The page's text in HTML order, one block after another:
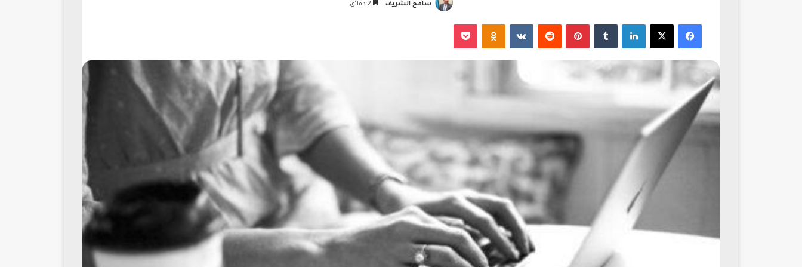
سامح الشريف
فيسبوك لينكدإن بينتيريست